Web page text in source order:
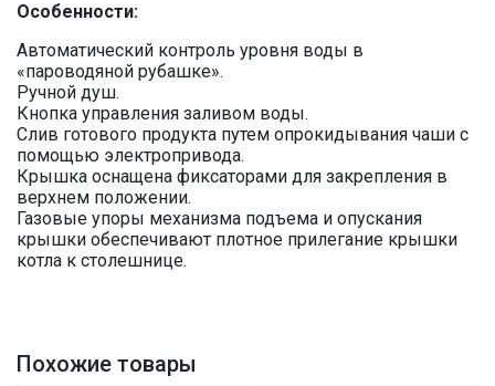
Особенности:
Автоматический контроль уровня воды в
«пароводяной рубашке».
Ручной душ.
Кнопка управления заливом воды.
Слив готового продукта путем опрокидывания чаши с
помощью электропривода.
Крышка оснащена фиксаторами для закрепления в
верхнем положении.
Газовые упоры механизма подъема и опускания
крышки обеспечивают плотное прилегание крышки
котла к столешнице.
Похожие товары